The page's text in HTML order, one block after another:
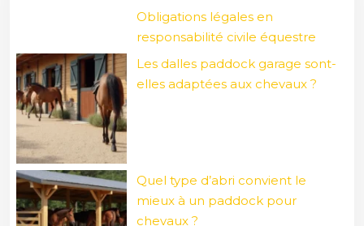
Obligations légales en
responsabilité civile équestre
Les dalles paddock garage sont-
elles adaptées aux chevaux ?
Quel type d’abri convient le
mieux à un paddock pour
chevaux ?